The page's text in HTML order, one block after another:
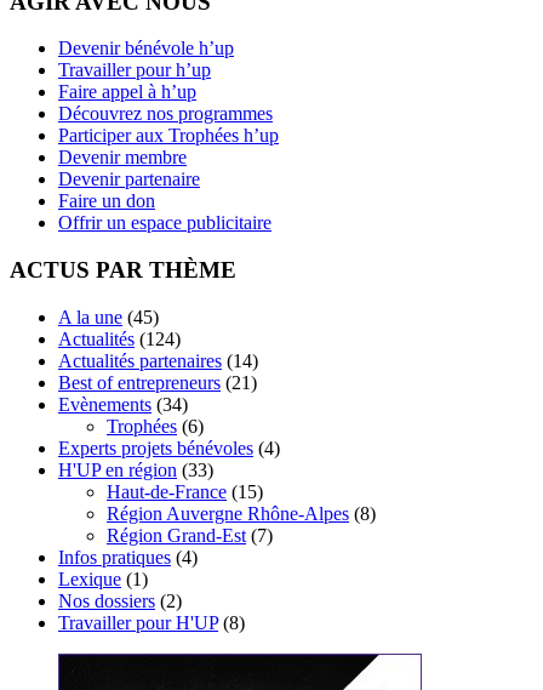
Devenir bénévole h’up
Travailler pour h’up
Faire appel à h’up
Découvrez nos programmes
Participer aux Trophées h’up
Devenir membre
Devenir partenaire
Faire un don
Offrir un espace publicitaire
ACTUS PAR THÈME
A la une (45)
Actualités (124)
Actualités partenaires (14)
Best of entrepreneurs (21)
Evènements (34)
Trophées (6)
Experts projets bénévoles (4)
H'UP en région (33)
Haut-de-France (15)
Région Auvergne Rhône-Alpes (8)
Région Grand-Est (7)
Infos pratiques (4)
Lexique (1)
Nos dossiers (2)
Travailler pour H'UP(8)